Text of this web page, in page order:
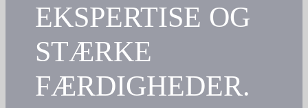
EKSPERTISE OG
STÆRKE
FÆRDIGHEDER.